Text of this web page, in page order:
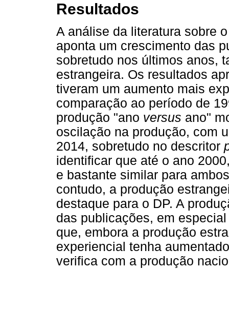
Resultados
A análise da literatura sobre
aponta um crescimento das
sobretudo nos últimos anos,
estrangeira. Os resultados
tiveram um aumento mais
comparação ao período de
produção "ano versus ano"
oscilação na produção, com
2014, sobretudo no descritor
identificar que até o ano
e bastante similar para
contudo, a produção
destaque para o DP. A
das publicações, em
que, embora a produção
experiencial tenha
verifica com a produção